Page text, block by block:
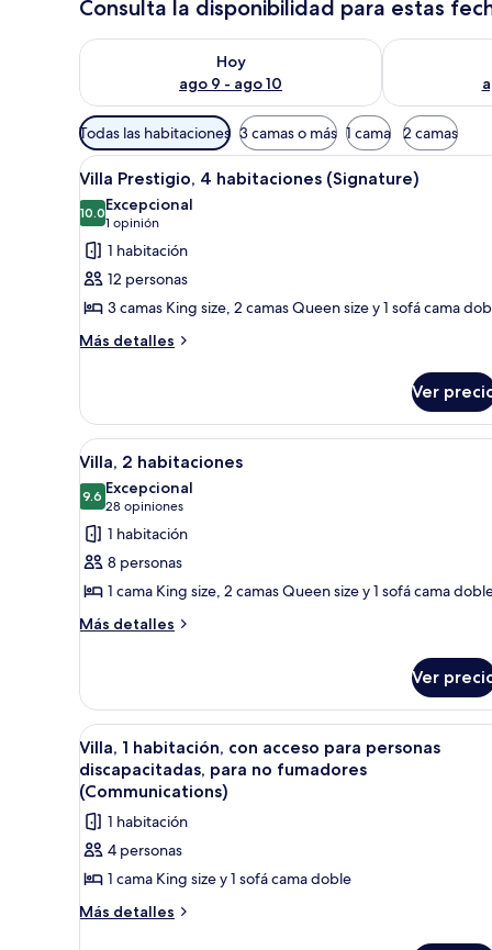
Consulta la disponibilidad para estas
Hoy
ago 9 - ago 10
Consulta la disponibilidad para hoy ago 9 - ago 10
Consulta la
Filtros
disponibles
para
las
habitaciones
Todas las habitaciones 3 camas o más 1 cama 2 camas
Abrir
todas
las
fotos
de
Villa
Prestigio,
4
Habitación de hotel con dos
10
Villa Prestigio, 4 habitaciones (Signature)
10.010.0 de 10
Excepcional
1 opinión
(1
opinión)
1 habitación
12 personas
3 camas King size, 2 camas Queen size y 1 sofá cama
Más detalles
Más
Prestigio,
4
habitaciones
(Signature)
Ver
Abrir
todas
las
fotos
de
Villa,
2
habitaciones
Una cocina moderna con
13
Villa, 2 habitaciones
9.69.6 de 10
Excepcional
28 opiniones
(28
opiniones)
1 habitación
8 personas
1 cama King size, 2 camas Queen size y 1 sofá cama
Más detalles
Más
2
habitaciones
Ver
Abrir
todas
las
fotos
de
Villa,
1
habitación,
Una cocina moderna con
13
Villa, 1 habitación, con acceso para personas
discapacitadas, para no fumadores
(Communications)
1 habitación
4 personas
1 cama King size y 1 sofá cama doble
Más detalles
Más